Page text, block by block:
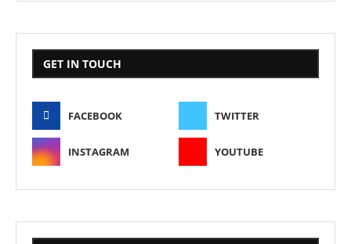
GET IN TOUCH
FACEBOOK TWITTER
INSTAGRAM YOUTUBE